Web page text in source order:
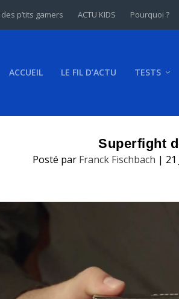
p’tits gamers ACTU KIDS Pourquoi ?
ACCUEIL LE FIL D’ACTU TESTS
Superfight
Posté par Franck Fischbach | 21